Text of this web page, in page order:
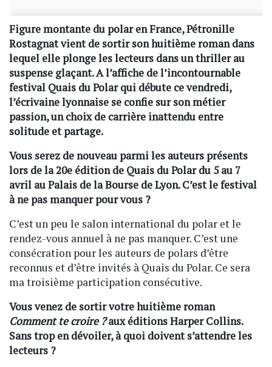
Figure montante du polar en France, Pétronille
Rostagnat vient de sortir son huitième roman dans
lequel elle plonge les lecteurs dans un thriller au
suspense glaçant. A l’affiche de l’incontournable
festival Quais du Polar qui débute ce vendredi,
l’écrivaine lyonnaise se confie sur son métier
passion, un choix de carrière inattendu entre
solitude et partage.
Vous serez de nouveau parmi les auteurs présents
lors de la 20e édition de Quais du Polar du 5 au 7
avril au Palais de la Bourse de Lyon. C’est le festival
à ne pas manquer pour vous ?
C’est un peu le salon international du polar et le
rendez-vous annuel à ne pas manquer. C’est une
consécration pour les auteurs de polars d’être
reconnus et d’être invités à Quais du Polar. Ce sera
ma troisième participation consécutive.
Vous venez de sortir votre huitième roman
Comment te croire ?aux éditions Harper Collins.
Sans trop en dévoiler, à quoi doivent s’attendre les
lecteurs ?